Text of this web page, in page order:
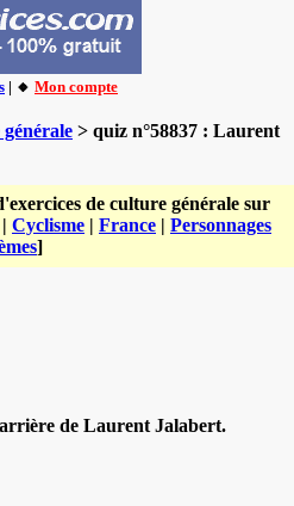
| 🔸 Mon compte
> quiz n°58837 : Laurent
de culture générale sur
Cyclisme | France | Personnages
]
de Laurent Jalabert.